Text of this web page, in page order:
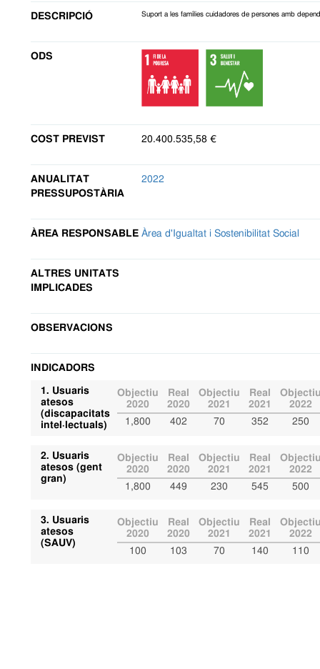
DESCRIPCIÓ Suport a les famílies cuidadores de persones amb
ODS
COST PREVIST 20.400.535,58 €
ANUALITAT
PRESSUPOSTÀRIA
2022
ÀREA RESPONSABLE Àrea d'Igualtat i Sostenibilitat Social
ALTRES UNITATS
IMPLICADES
OBSERVACIONS
INDICADORS
1. Usuaris
atesos
(discapacitats
intel·lectuals)
Objectiu
2020
Real
2020
Objectiu
2021
Real
2021
2022
1,800
402 70 352 250
2. Usuaris
atesos (gent
gran)
Objectiu
2020
Real
2020
Objectiu
2021
Real
2021
2022
1,800
449 230 545 500
3. Usuaris
atesos
(SAUV)
Objectiu
2020
Real
2020
Objectiu
2021
Real
2021
2022
100
103 70 140 110